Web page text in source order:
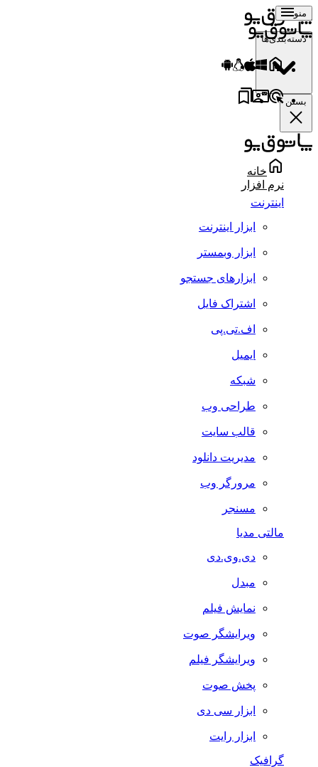
منو
دسته‌بندی‌ها
بستن
خانه
نرم افزار
اینترنت
ابزار اینترنت
ابزار وبمستر
ابزارهای جستجو
اشتراک فایل
اف.تی.پی
ایمیل
شبکه
طراحی وب
قالب سایت
مدیریت دانلود
مرورگر وب
مسنجر
مالتی مدیا
دی.وی.دی
مبدل
نمایش فیلم
ویرایشگر صوت
ویرایشگر فیلم
پخش صوت
ابزار سی دی
ابزار رایت
گرافیک